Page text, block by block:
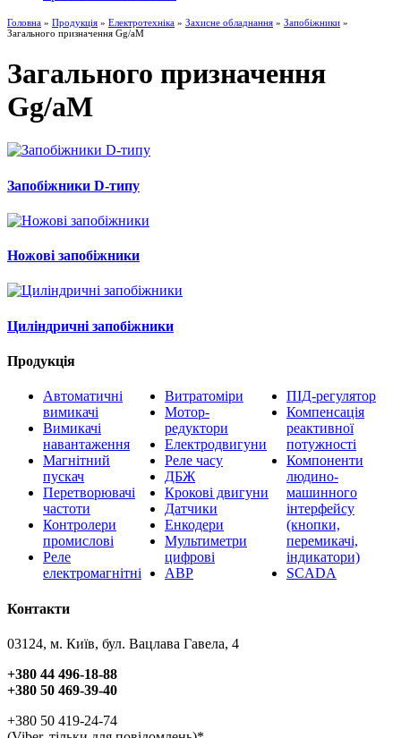
Головна » Продукція » Електротехніка » Захисне обладнання » Запобіжники »
Загального призначення Gg/aM
Загального призначення
Gg/aM
Запобіжники D-типу
Ножові запобіжники
Циліндричні запобіжники
Продукція
Автоматичні
вимикачі
Вимикачі
навантаження
Магнітний
пускач
Перетворювачі
частоти
Контролери
промислові
Реле
електромагнітні
Витратоміри
Мотор-
редуктори
Електродвигуни
Реле часу
ДБЖ
Крокові двигуни
Датчики
Енкодери
Мультиметри
цифрові
АВР
ПІД-регулятор
Компенсація
реактивної
потужності
Компоненти
людино-
машинного
інтерфейсу
(кнопки,
перемикачі,
індикатори)
SCADA
Контакти
03124, м. Київ, бул. Вацлава Гавела, 4
+380 44 496-18-88
+380 50 469-39-40
+380 50 419-24-74